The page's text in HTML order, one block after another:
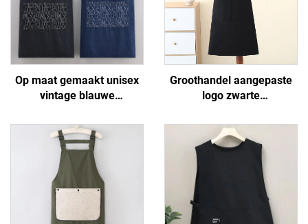
Op maat gemaakt unisex
vintage blauwe
restaurants, koffiebars,
baristas en barmannen,
spijkerstof schort
Groothandel aangepaste
logo zwarte
schorten -
katoen/polyester katoen,
ademend en koelend,
verstelbaar met zakken,
voor café, BBQ,
voedselverzorging en
schoonmaken